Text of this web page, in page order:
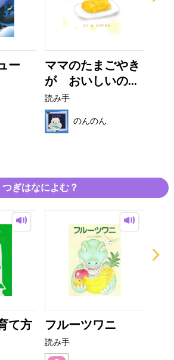
ー
ママのたまごやき
が おいしいの...
読み手
のんのん
つぎはなによむ？
て方 フルーツワニ
読み手